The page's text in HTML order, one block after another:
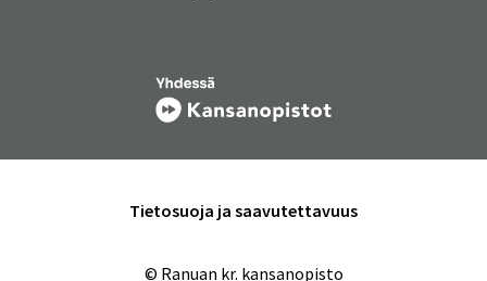
© Ranuan kr. kansanopisto
Tietosuoja ja saavutettavuus